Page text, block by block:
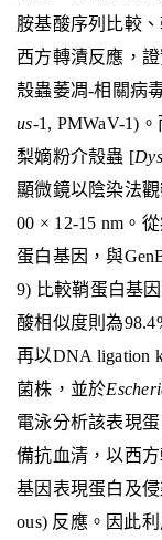
胺基酸序列比較
西方轉漬反應，
殼蟲萎凋-相關病
us-1, PMWaV-1)
梨嫡粉介殼蟲 [
顯微鏡以陰染法
00 × 12-15 nm。
蛋白基因，與
9) 比較鞘蛋白基
酸相似度則為
再以DNA ligation
菌株，並於
電泳分析該表現
備抗血清，以西
基因表現蛋白及
ous) 反應。因此